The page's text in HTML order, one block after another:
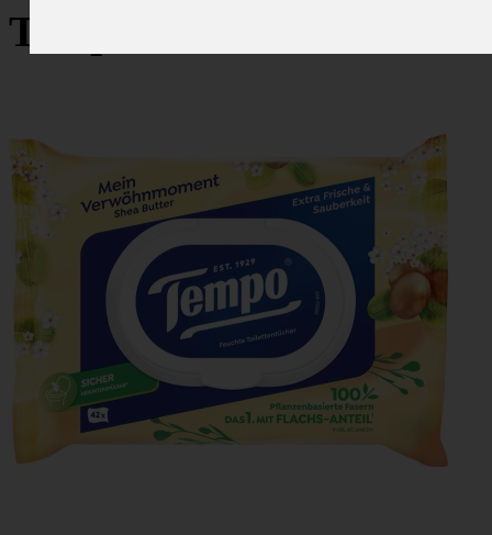
Tempo